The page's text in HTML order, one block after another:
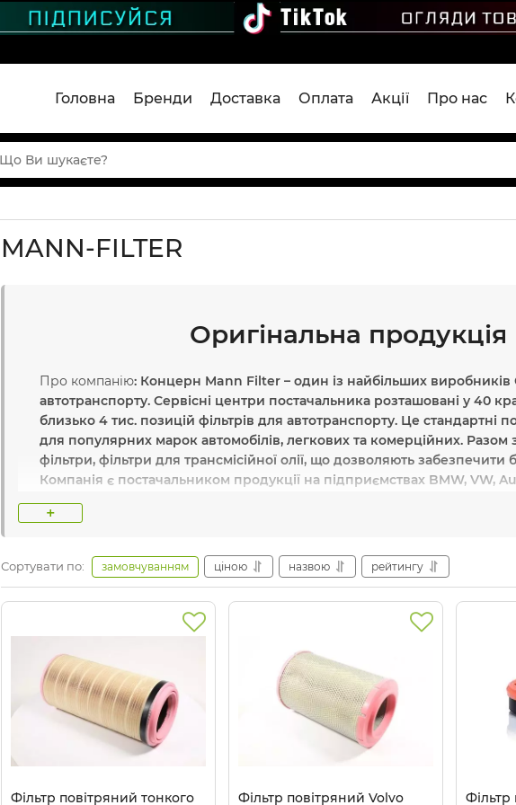
Головна Бренди Доставка Оплата Акції Про нас
MANN-FILTER
Оригінальна продукція
Про компанію: Концерн Mann Filter – один із найбільших
автотранспорту. Сервісні центри постачальника розташовані у 40
близько 4 тис. позицій фільтрів для автотранспорту. Це стандартні
для популярних марок автомобілів, легкових та комерційних.
фільтри, фільтри для трансмісійної олії, що дозволяють забезпечити
Компанія є постачальником продукції на підприємствах BMW, VW,
автомобілів. Наукові дослідження, які постійно проводяться в
удосконалювати продукцію, що забезпечує якісніший та
Основні переваги компанії:якість оригінальних комплектуючих,
найкраще співвідношення ціна/якість, MANN-FILTER кожен десятий
Найвідоміше обладнання:
Назва виробника:
Країна : Німечина
Де купити оригінальні
КомпаніяAgrozon.com.ua
пропонує вам купити оригінальні фільтри
+
Сортувати по: замовчуванням ціною назвою рейтингу
Фільтр повітряний тонкого
Фільтр повітряний Volvo
Фільтр